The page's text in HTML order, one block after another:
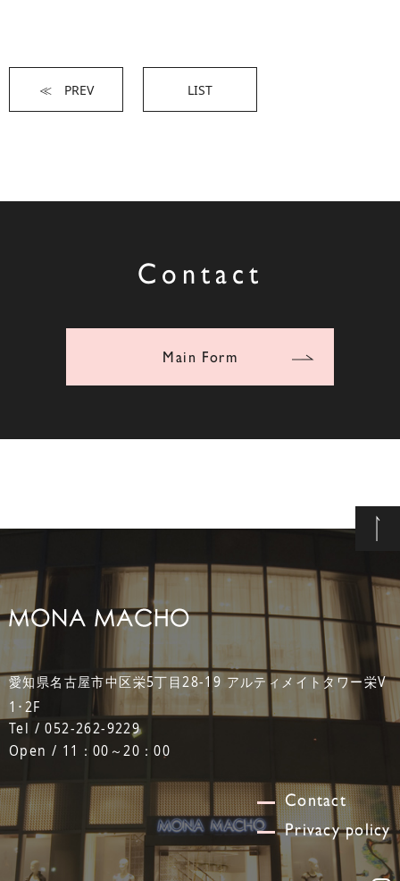
≪ PREV LIST
Contact
Main Form
愛知県名古屋市中区栄5丁目28-19 アルティメイトタワー栄V
1･2F
Tel / 052-262-9229
Open / 11：00～20：00
Contact
Privacy policy